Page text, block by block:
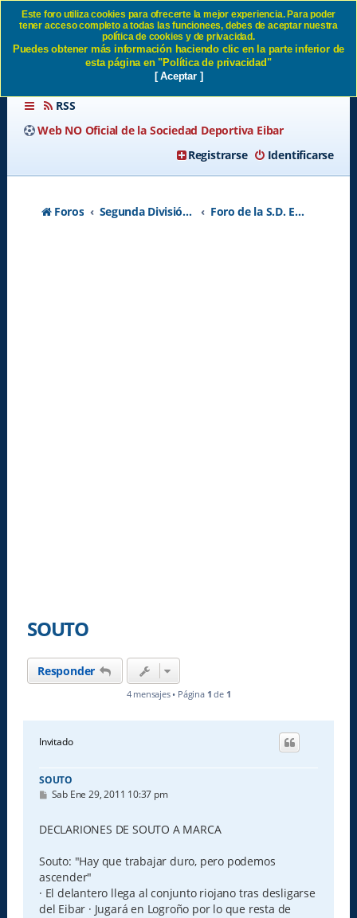
SOUTO SD Eibar
RSS
Web NO Oficial de la Sociedad Deportiva Eibar
Identificarse
Registrarse
Foros Segunda División A - Temporada 2026-2027 Foro de la S.D. Eibar
SOUTO
Responder
4 mensajes • Página 1 de 1
Invitado
SOUTO
M
s
a
e
Sab Ene 29, 2011 10:37 pm
DECLARIONES DE SOUTO A MARCA
Souto: "Hay que trabajar duro, pero podemos
ascender"
· El delantero llega al conjunto riojano tras desligarse
del Eibar · Jugará en Logroño por lo que resta de
Este foro utiliza cookies para ofrecerte la mejor experiencia. Para poder
tener acceso completo a todas las funcionees, debes de aceptar nuestra
política de cookies y de privacidad.
Puedes obtener más información haciendo clic en la parte inferior de
esta página en "Política de privacidad"
[ Aceptar ]